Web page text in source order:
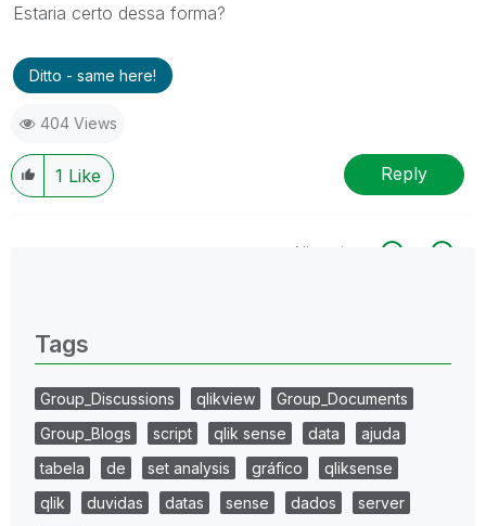
Estaria certo dessa forma?
Ditto - same here!
404 Views
1 Like Reply
All topics
Tags
Group_Discussions qlikview
Group_Documents
Group_Blogs
script qlik sense data
ajuda
tabela
de set analysis gráfico
qliksense
qlik
duvidas datas sense dados
server